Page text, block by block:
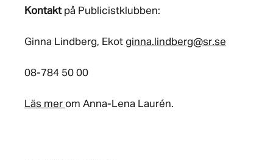
Kontaktpå Publicistklubben:
Ginna Lindberg, Ekot ginna.lindberg@sr.se
08-784 50 00
Läs mer om Anna-Lena Laurén.